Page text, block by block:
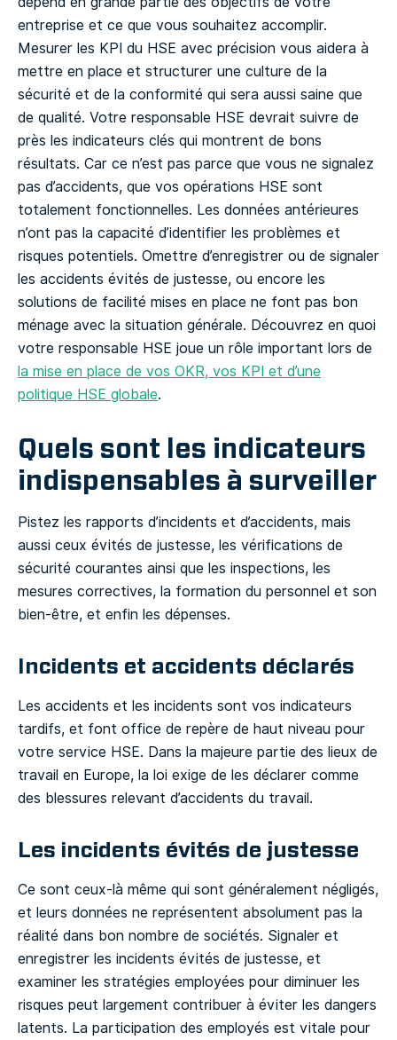
entreprise et ce que vous souhaitez accomplir.
Mesurer les KPI du HSE avec précision vous aidera à
mettre en place et structurer une culture de la
sécurité et de la conformité qui sera aussi saine que
de qualité. Votre responsable HSE devrait suivre de
près les indicateurs clés qui montrent de bons
résultats. Car ce n’est pas parce que vous ne signalez
pas d’accidents, que vos opérations HSE sont
totalement fonctionnelles. Les données antérieures
n’ont pas la capacité d’identifier les problèmes et
risques potentiels. Omettre d’enregistrer ou de signaler
les accidents évités de justesse, ou encore les
solutions de facilité mises en place ne font pas bon
ménage avec la situation générale. Découvrez en quoi
votre responsable HSE joue un rôle important lors de
la mise en place de vos OKR, vos KPI et d’une
politique HSE globale.
Quels sont les indicateurs
indispensables à surveiller
Pistez les rapports d’incidents et d’accidents, mais
aussi ceux évités de justesse, les vérifications de
sécurité courantes ainsi que les inspections, les
mesures correctives, la formation du personnel et son
bien-être, et enfin les dépenses.
Incidents et accidents déclarés
Les accidents et les incidents sont vos indicateurs
tardifs, et font office de repère de haut niveau pour
votre service HSE. Dans la majeure partie des lieux de
travail en Europe, la loi exige de les déclarer comme
des blessures relevant d’accidents du travail.
Les incidents évités de justesse
Ce sont ceux-là même qui sont généralement négligés,
et leurs données ne représentent absolument pas la
réalité dans bon nombre de sociétés. Signaler et
enregistrer les incidents évités de justesse, et
examiner les stratégies employées pour diminuer les
risques peut largement contribuer à éviter les dangers
latents. La participation des employés est vitale pour